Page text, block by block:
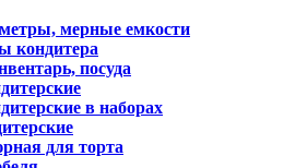
мерные емкости
кондитера
посуда
в наборах
для торта